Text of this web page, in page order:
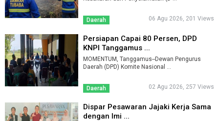
Daerah 06 Agu 2026, 201 Views
Persiapan Capai 80 Persen, DPD
KNPI Tanggamus ...
MOMENTUM, Tanggamus--Dewan Pengurus
Daerah 02 Agu 2026, 257 Views
Dispar Pesawaran Jajaki Kerja Sama
dengan Imi ...